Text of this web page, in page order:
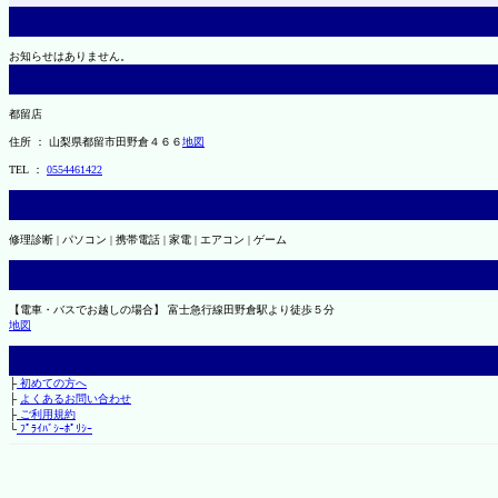
お知らせはありません。
都留店
住所 ： 山梨県都留市田野倉４６６地図
TEL ： 0554461422
修理診断 | パソコン | 携帯電話 | 家電 | エアコン | ゲーム
【電車・バスでお越しの場合】 富士急行線田野倉駅より徒歩５分
地図
├初めての方へ
├ よくあるお問い合わせ
├ご利用規約
└ﾌﾟﾗｲﾊﾞｼｰﾎﾟﾘｼｰ